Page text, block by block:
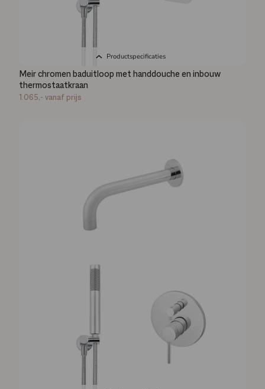
Productspecificaties
Meir chromen baduitloop met handdouche en inbouw
thermostaatkraan
1.065,- vanaf prijs